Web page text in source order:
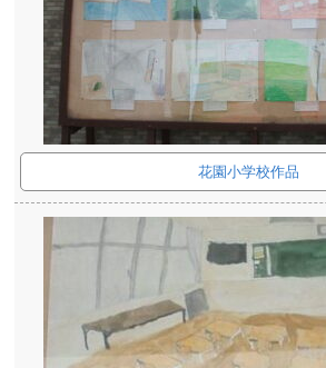
花園小学校作品